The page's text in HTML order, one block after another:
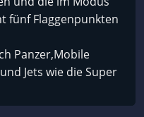
fünf Flaggenpunkten
Panzer,Mobile
Jets wie die Super